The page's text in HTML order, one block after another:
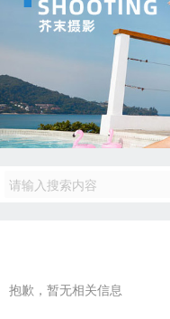
抱歉，暂无相关信息